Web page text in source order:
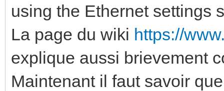
using the Ethernet settings
La page du wiki https://
explique aussi brievement
Maintenant il faut savoir